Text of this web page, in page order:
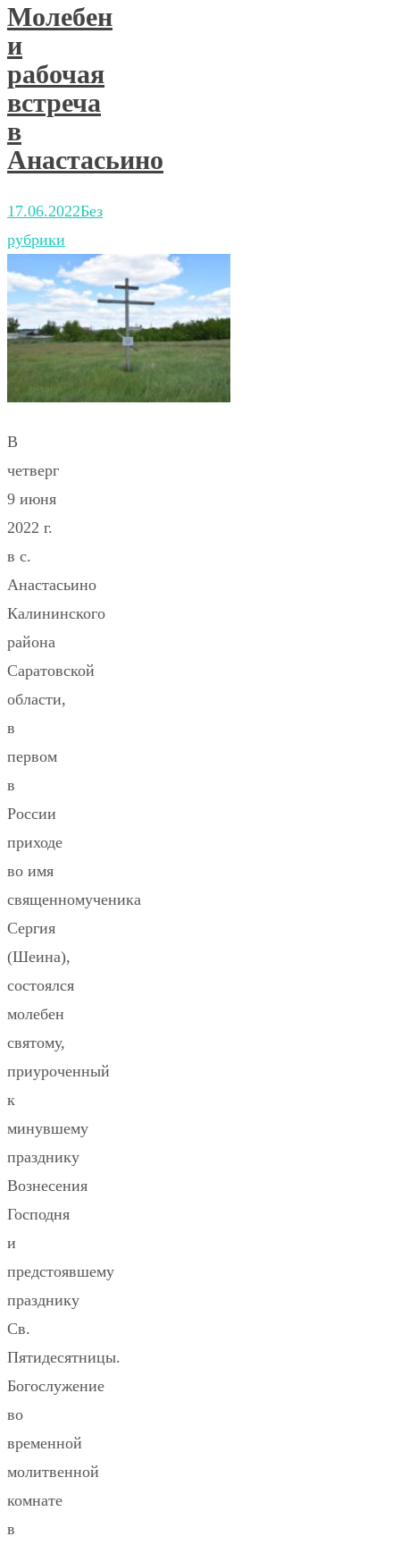
Молебен
и
рабочая
встреча
в
Анастасьино
17.06.2022Без
рубрики
В
четверг
9 июня
2022 г.
в с.
Анастасьино
Калининского
района
Саратовской
области,
в
первом
в
России
приходе
во имя
священномученика
Сергия
(Шеина),
состоялся
молебен
святому,
приуроченный
к
минувшему
празднику
Вознесения
Господня
и
предстоявшему
празднику
Св.
Пятидесятницы.
Богослужение
во
временной
молитвенной
комнате
в